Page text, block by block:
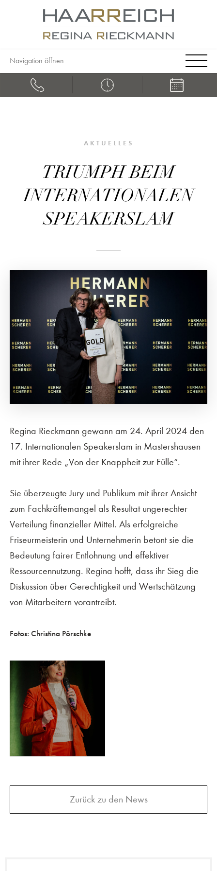
Navigation öffnen
AKTUELLES
TRIUMPH BEIM
INTERNATIONALEN
SPEAKERSLAM
Regina Rieckmann gewann am 24. April 2024 den
17. Internationalen Speakerslam in Mastershausen
mit ihrer Rede „Von der Knappheit zur Fülle“.
Sie überzeugte Jury und Publikum mit ihrer Ansicht
zum Fachkräftemangel als Resultat ungerechter
Verteilung finanzieller Mittel. Als erfolgreiche
Friseurmeisterin und Unternehmerin betont sie die
Bedeutung fairer Entlohnung und effektiver
Ressourcennutzung. Regina hofft, dass ihr Sieg die
Diskussion über Gerechtigkeit und Wertschätzung
von Mitarbeitern vorantreibt.
Fotos: Christina Pörschke
Zurück zu den News